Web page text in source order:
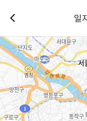
일